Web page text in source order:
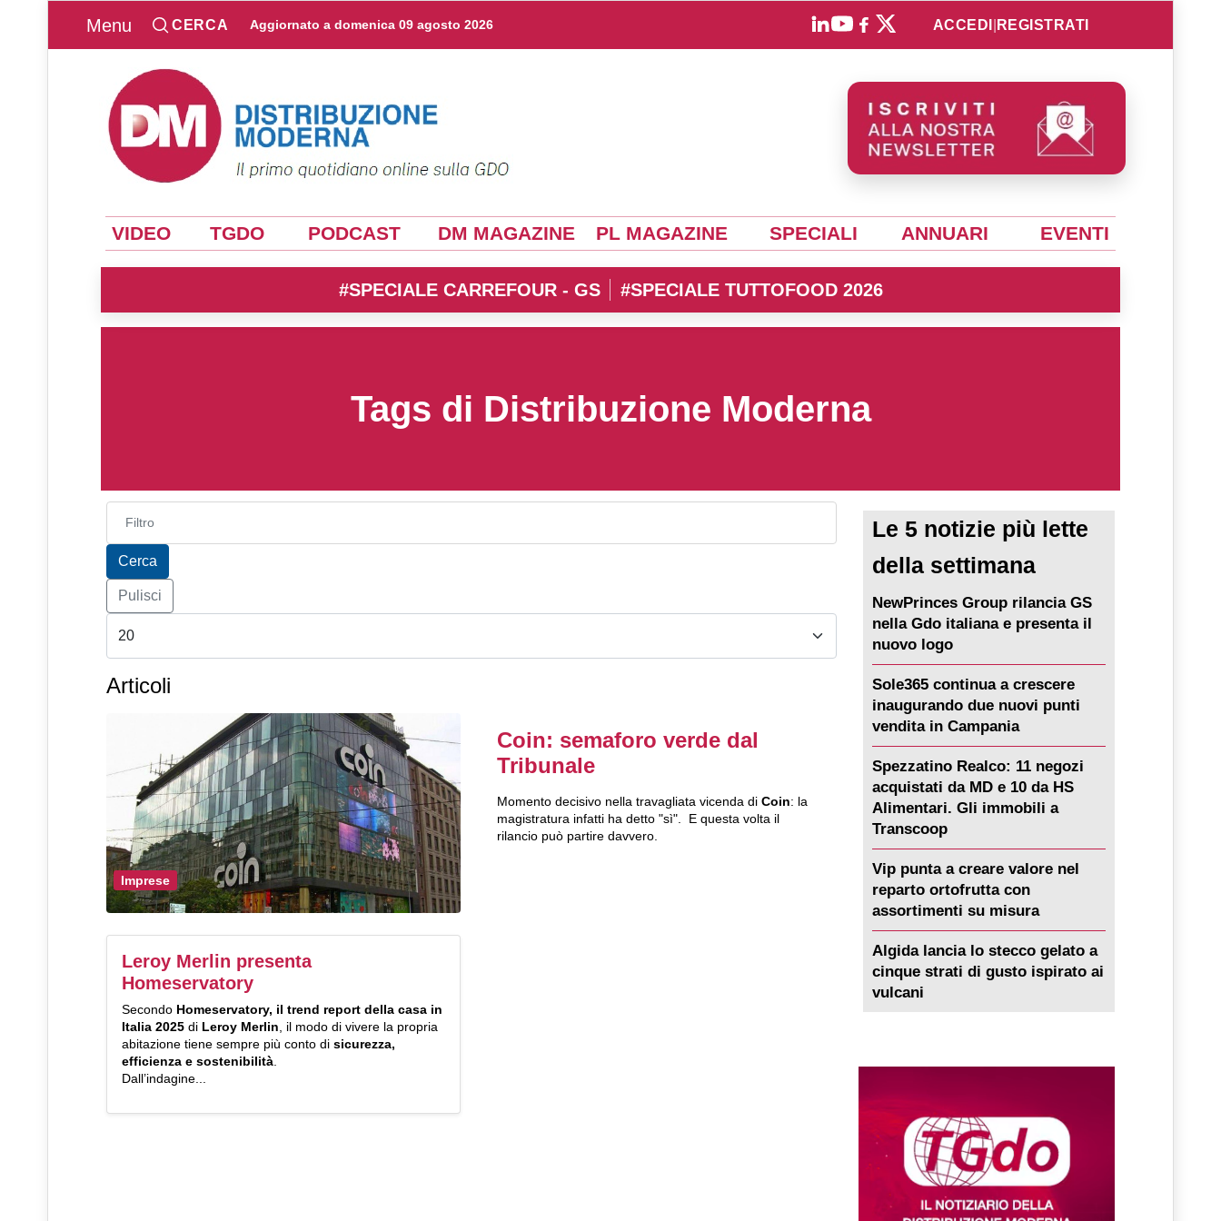
Menu CERCA Aggiornato a domenica 09 agosto 2026 ACCEDI REGISTRATI
VIDEO TGDO PODCAST DM MAGAZINE PL MAGAZINE SPECIALI ANNUARI EVENTI
#SPECIALE CARREFOUR - GS #SPECIALE TUTTOFOOD 2026
Tags di Distribuzione Moderna
Inserisci parte del titolo
Cerca
Pulisci
Articoli
Imprese
Coin: semaforo verde dal
Tribunale
Momento decisivo nella travagliata vicenda di Coin: la
magistratura infatti ha detto "sì".
E questa volta il
rilancio può partire davvero.
Leroy Merlin presenta
Homeservatory
Secondo Homeservatory, il trend report della casa in
Italia 2025 di Leroy Merlin , il modo di vivere la propria
abitazione tiene sempre più conto di sicurezza,
efficienza e sostenibilità
Dall’indagine...
Le 5 notizie più lette
della settimana
NewPrinces Group rilancia GS
nella Gdo italiana e presenta il
nuovo logo
Sole365 continua a crescere
inaugurando due nuovi punti
vendita in Campania
Spezzatino Realco: 11 negozi
acquistati da MD e 10 da HS
Alimentari. Gli immobili a
Transcoop
Vip punta a creare valore nel
reparto ortofrutta con
assortimenti su misura
Algida lancia lo stecco gelato a
cinque strati di gusto ispirato ai
vulcani